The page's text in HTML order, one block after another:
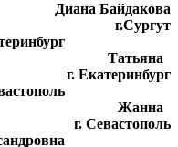
Диана Байдакова
г.Сургут
Татьяна
г. Екатеринбург
Жанна
г. Севастополь